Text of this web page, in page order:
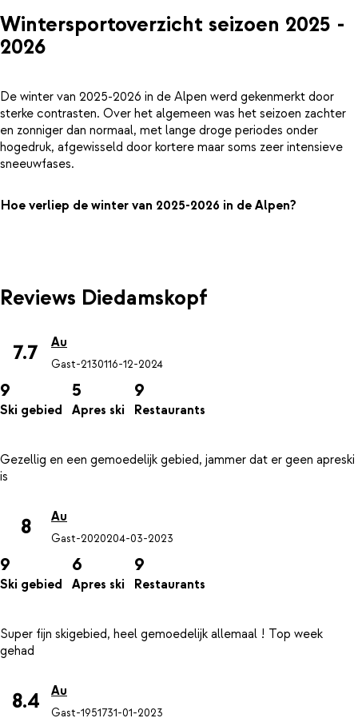
Wintersportoverzicht seizoen 2025 -
2026
De winter van 2025-2026 in de Alpen werd gekenmerkt door
sterke contrasten. Over het algemeen was het seizoen zachter
en zonniger dan normaal, met lange droge periodes onder
hogedruk, afgewisseld door kortere maar soms zeer intensieve
sneeuwfases.
Hoe verliep de winter van 2025-2026 in de Alpen?
Reviews Diedamskopf
7.7 Au
Gast-2130116-12-2024
9
Ski gebied
5
Apres ski
9
Restaurants
Gezellig en een gemoedelijk gebied, jammer dat er geen apreski
8 Au
Gast-2020204-03-2023
9
Ski gebied
6
Apres ski
9
Restaurants
Super fijn skigebied, heel gemoedelijk allemaal ! Top week
8.4 Au
Gast-1951731-01-2023